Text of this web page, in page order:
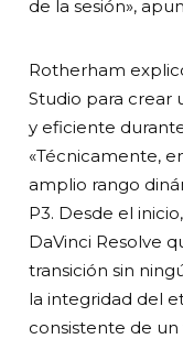
de la sesión»,
Rotherham
Studio para crear
y eficiente
«Técnicamente,
amplio rango
P3. Desde el
DaVinci Resolve
transición sin
la integridad del
consistente de